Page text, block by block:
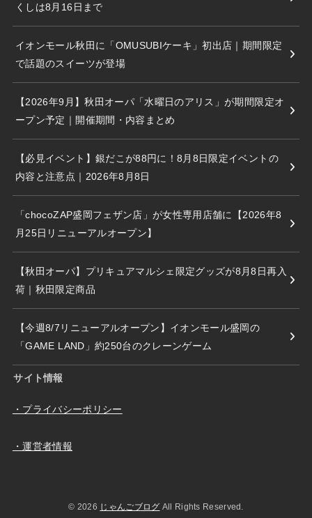
くしは8月16日まで
イオンモール秋田に「OMUSUBIケーキ」初出店｜期間限定
で話題のスイーツが登場
【2026年9月】秋田オーパ「水曜日のアリス」が期間限定オ
ープン予定｜開催期間・内容まとめ
【必見イベント】銀だこが88円に！8月8日限定イベントの
内容と注意点｜2026年8月8日
「chocoZAP盛岡フェザン店」が女性専用店舗に【2026年8
月25日リニューアルオープン】
【秋田オーパ】プリキュアマルシェ限定グッズが8月8日再入
荷｜秋田限定商品
【今週8/7リニューアルオープン】イオンモール盛岡の
「GAME LAND」約250台のクレーンゲーム
サイト情報
・プライバシーポリシー
・運営者情報
© 2026 じゃんごブログ All Rights Reserved.